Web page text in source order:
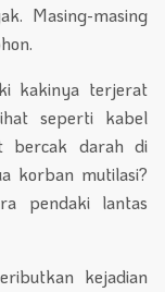
Masing-masing
kakinya terjerat
seperti kabel
bercak darah di
korban mutilasi?
pendaki lantas
kejadian